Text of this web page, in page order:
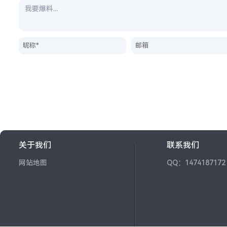
关于我们
网站地图
联系我们
QQ：1474187172